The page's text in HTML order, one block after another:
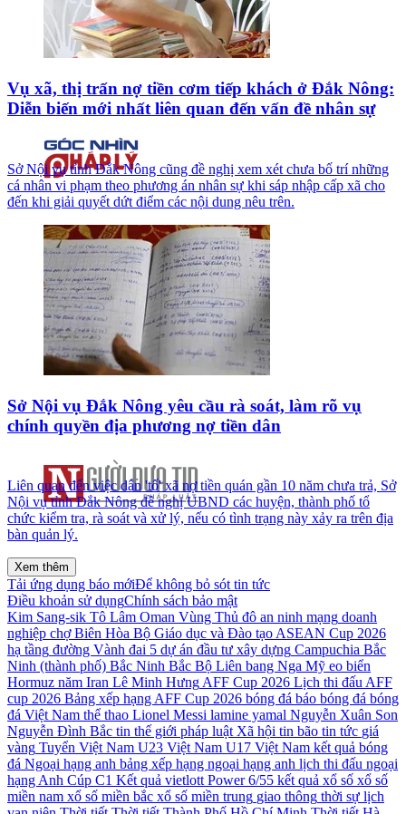
Vụ xã, thị trấn nợ tiền cơm tiếp khách ở Đắk Nông:
Diễn biến mới nhất liên quan đến vấn đề nhân sự
Sở Nội vụ tỉnh Đắk Nông cũng đề nghị xem xét chưa bố trí những
cá nhân vi phạm theo phương án nhân sự khi sáp nhập cấp xã cho
đến khi giải quyết dứt điểm các nội dung nêu trên.
Sở Nội vụ Đắk Nông yêu cầu rà soát, làm rõ vụ
chính quyền địa phương nợ tiền dân
Liên quan đến việc dân 'tố' xã nợ tiền quán gần 10 năm chưa trả, Sở
Nội vụ tỉnh Đắk Nông đề nghị UBND các huyện, thành phố tổ
chức kiểm tra, rà soát và xử lý, nếu có tình trạng này xảy ra trên địa
bàn quản lý.
Xem thêm
Tải ứng dụng báo mớiĐể không bỏ sót tin tức
Điều khoản sử dụngChính sách bảo mật
Kim Sang-sik Tô Lâm Oman Vùng Thủ đô an ninh mạng doanh
nghiệp chợ Biên Hòa Bộ Giáo dục và Đào tạo ASEAN Cup 2026
hạ tầng đường Vành đai 5 dự án đầu tư xây dựng Campuchia Bắc
Ninh (thành phố) Bắc Ninh Bắc Bộ Liên bang Nga Mỹ eo biển
Hormuz năm Iran Lê Minh Hưng AFF Cup 2026 Lịch thi đấu AFF
cup 2026 Bảng xếp hạng AFF Cup 2026 bóng đá báo bóng đá bóng
đá Việt Nam thể thao Lionel Messi lamine yamal Nguyễn Xuân Son
Nguyễn Đình Bắc tin thế giới pháp luật Xã hội tin bão tin tức giá
vàng Tuyển Việt Nam U23 Việt Nam U17 Việt Nam kết quả bóng
đá Ngoại hạng anh bảng xếp hạng ngoại hạng anh lịch thi đấu ngoại
hạng Anh Cúp C1 Kết quả vietlott Power 6/55 kết quả xổ số xổ số
miền nam xổ số miền bắc xổ số miền trung giao thông thời sự lịch